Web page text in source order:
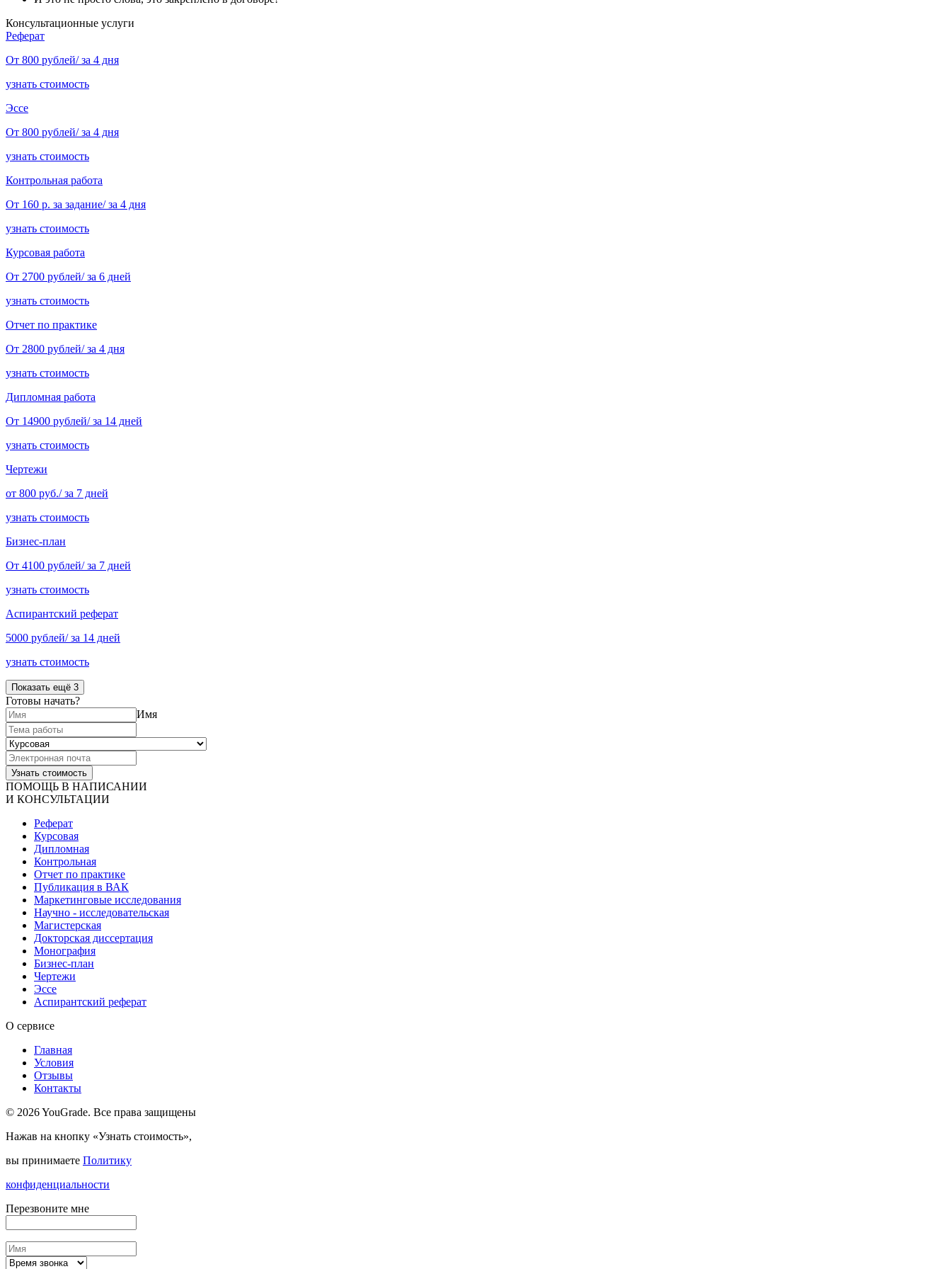
Консультационные услуги
Реферат
От 800 рублей/ за 4 дня
узнать стоимость
Эссе
От 800 рублей/ за 4 дня
узнать стоимость
Контрольная работа
От 160 р. за задание/ за 4 дня
узнать стоимость
Курсовая работа
От 2700 рублей/ за 6 дней
узнать стоимость
Отчет по практике
От 2800 рублей/ за 4 дня
узнать стоимость
Дипломная работа
От 14900 рублей/ за 14 дней
узнать стоимость
Чертежи
от 800 руб./ за 7 дней
узнать стоимость
Бизнес-план
От 4100 рублей/ за 7 дней
узнать стоимость
Аспирантский реферат
5000 рублей/ за 14 дней
узнать стоимость
Показать ещё 3
Готовы начать?
Имя
ПОМОЩЬ В НАПИСАНИИ
И КОНСУЛЬТАЦИИ
Реферат
Курсовая
Дипломная
Контрольная
Отчет по практике
Публикация в ВАК
Маркетинговые исследования
Научно - исследовательская
Магистерская
Докторская диссертация
Монография
Бизнес-план
Чертежи
Эссе
Аспирантский реферат
О сервисе
Главная
Условия
Отзывы
Контакты
© 2026 YouGrade. Все права защищены
Нажав на кнопку «Узнать стоимость»,
вы принимаете Политику
конфиденциальности
Перезвоните мне